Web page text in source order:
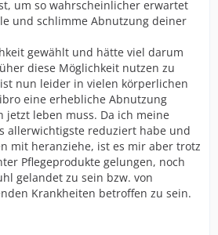
um so wahrscheinlicher erwartet
und schlimme Abnutzung deiner
gewählt und hätte viel darum
diese Möglichkeit nutzen zu
nun leider in vielen körperlichen
eine erhebliche Abnutzung
leben muss. Da ich meine
allerwichtigste reduziert habe und
mit heranziehe, ist es mir aber trotz
Pflegeprodukte gelungen, noch
gelandet zu sein bzw. von
Krankheiten betroffen zu sein.